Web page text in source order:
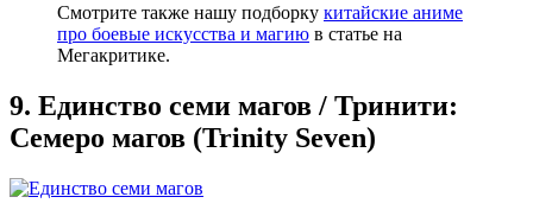
Смотрите также нашу подборку китайские аниме
про боевые искусства и магию в статье на
Мегакритике.
9. Единство семи магов / Тринити:
Семеро магов (Trinity Seven)